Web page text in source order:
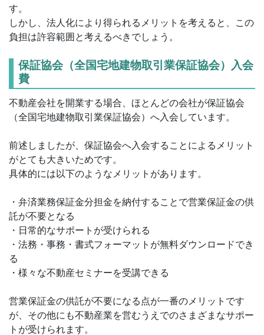
す。
しかし、法人化により得られるメリットを考えると、この
負担は許容範囲と考えるべきでしょう。
保証協会（全国宅地建物取引業保証協会）入会
費
不動産会社を開業する場合、ほとんどの会社が保証協会
（全国宅地建物取引業保証協会）へ入会しています。
前述しましたが、保証協会へ入会することによるメリット
がとても大きいためです。
具体的には以下のようなメリットがあります。
・弁済業務保証金分担金を納付することで営業保証金の供
託が不要となる
・日常的なサポートが受けられる
・法務・事務・書式フォーマットが無料ダウンロードでき
る
・様々な不動産セミナーを受講できる
営業保証金の供託が不要になる点が一番のメリットです
が、その他にも不動産業を営むうえでのさまざまなサポー
トが受けられます。